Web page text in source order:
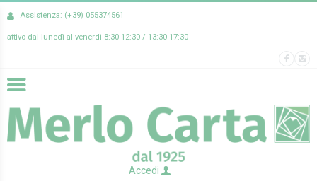
Assistenza: (+39) 055374561
attivo dal lunedì al venerdì 8:30-12:30 / 13:30-17:30
Accedi